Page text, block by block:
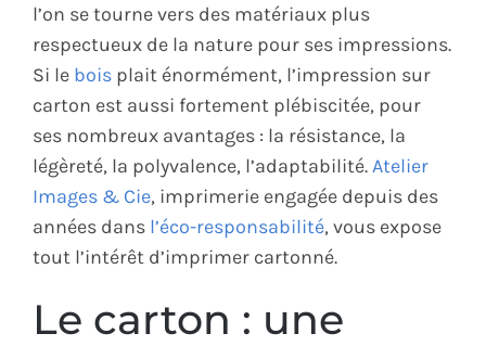
l’on se tourne vers des matériaux plus
respectueux de la nature pour ses impressions.
Si le bois plait énormément, l’impression sur
carton est aussi fortement plébiscitée, pour
ses nombreux avantages : la résistance, la
légèreté, la polyvalence, l’adaptabilité.Atelier
Images & Cie, imprimerie engagée depuis des
années dans l’éco-responsabilité, vous expose
tout l’intérêt d’imprimer cartonné.
Le carton : une